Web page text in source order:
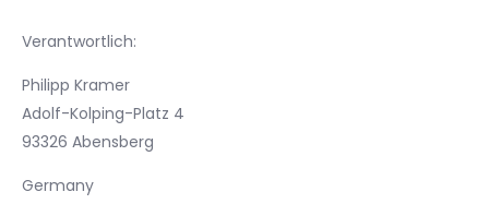
Verantwortlich:
Philipp Kramer
Adolf-Kolping-Platz 4
93326 Abensberg
Germany